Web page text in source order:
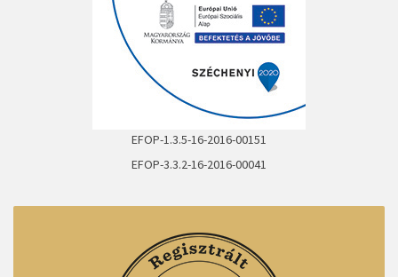
EFOP-1.3.5-16-2016-00151
EFOP-3.3.2-16-2016-00041